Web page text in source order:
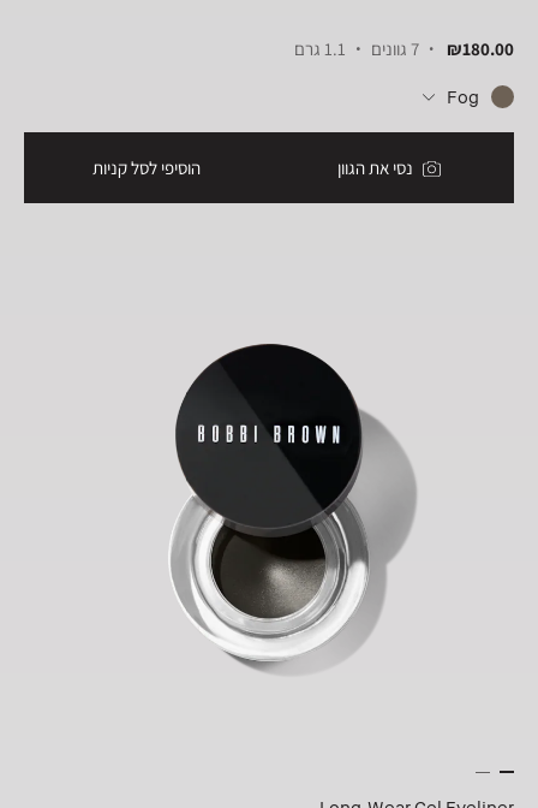
₪180.00 7 גוונים 1.1 גרם
Fog
נסי את הגוון הוסיפי לסל קניות